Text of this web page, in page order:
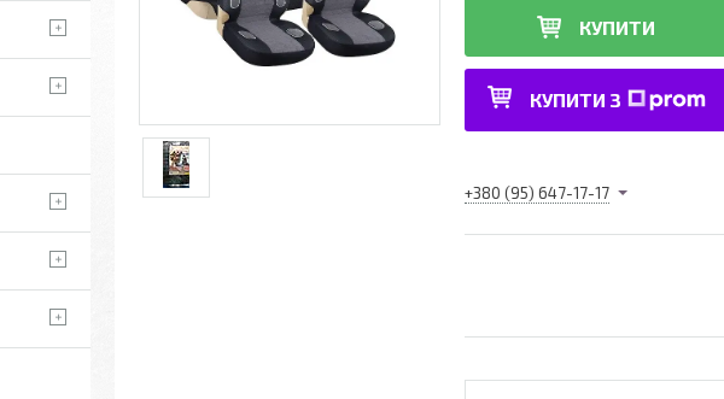
КУПИТИ
КУПИТИ З
+380 (95) 647-17-17